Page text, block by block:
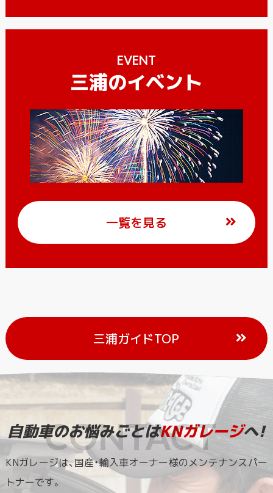
EVENT
三浦のイベント
一覧を見る
三浦ガイドTOP
自動車のお悩みごとはKNガレージへ!
KNガレージは、国産・輸入車オーナー様のメンテナンスパー
トナーです。